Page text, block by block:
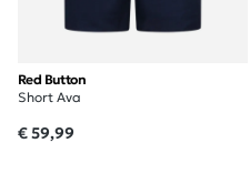
Red Button
Short Ava
€ 59,99